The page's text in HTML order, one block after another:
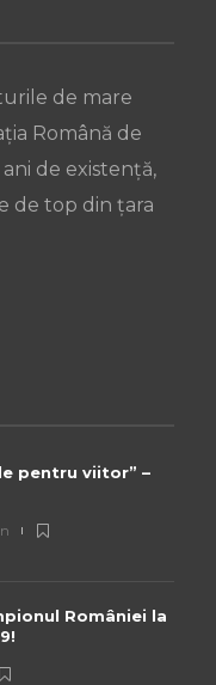
de mare
Română de
de existență,
de top din țara
pentru viitor” –
României la